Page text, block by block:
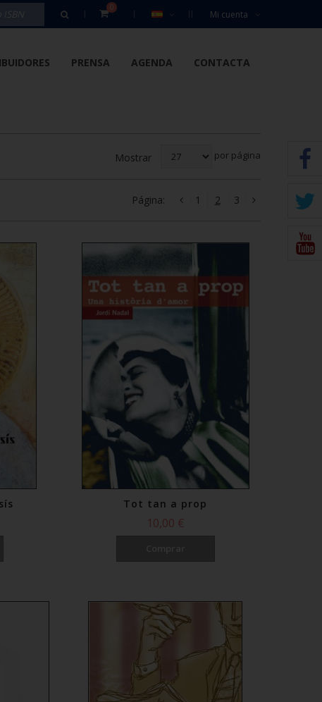
Mi cuenta
0
PRENSA AGENDA CONTACTA
Mostrar por página
Página: 1 2 3
Tot tan a prop
10,00 €